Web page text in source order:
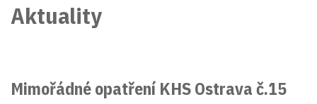
Aktuality
Mimořádné opatření KHS Ostrava č.15